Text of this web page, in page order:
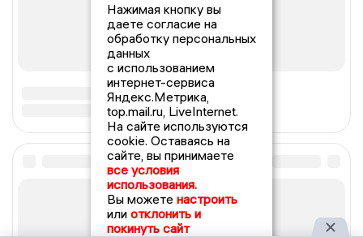
Нажимая кнопку вы
даете согласие на
обработку персональных
данных
с использованием
интернет-сервиса
Яндекс.Метрика,
top.mail.ru, LiveInternet.
На сайте используются
cookie. Оставаясь на
сайте, вы принимаете
все условия
использования.
Вы можете настроить
или отклонить и
покинуть сайт